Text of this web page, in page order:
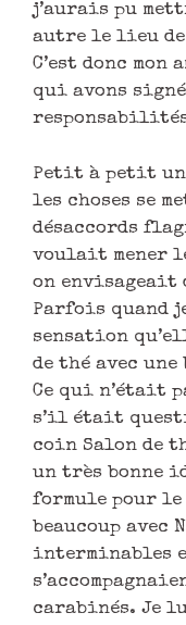
j’aurais pu
autre le lieu
C’est donc
qui avons
Petit à petit
les choses se
désaccords
voulait mener
on
Parfois quand
sensation
de thé avec une
Ce qui n’était
s’il était
coin Salon de
un très bonne
formule pour
beaucoup avec
interminables
carabinés. Je